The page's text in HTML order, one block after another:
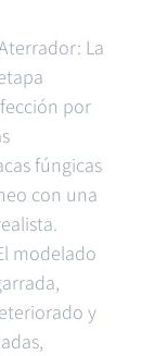
La
por
fúngicas
con una
modelado
y